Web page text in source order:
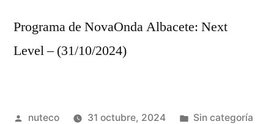
Programa de NovaOnda Albacete: Next
Level – (31/10/2024)
Publicada
nuteco 31 octubre, 2024
Publicada
Sin categoría